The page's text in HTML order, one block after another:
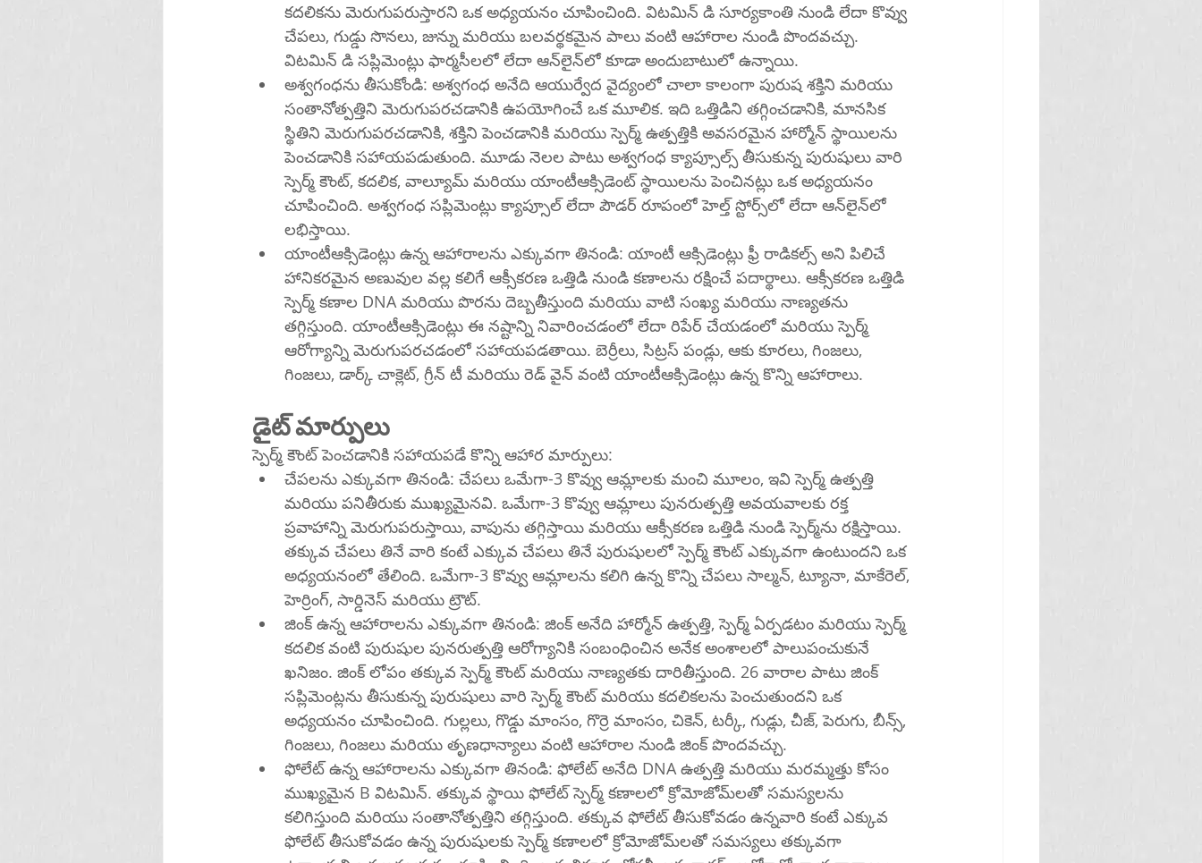
కదలికను మెరుగుపరుస్తారని ఒక అధ్యయనం చూపించింది. విటమిన్ డి సూర్యకాంతి నుండి లేదా కొవ్వు
చేపలు, గుడ్డు సొనలు, జున్ను మరియు బలవర్థకమైన పాలు వంటి ఆహారాల నుండి పొందవచ్చు.
విటమిన్ డి సప్లిమెంట్లు ఫార్మసీలలో లేదా ఆన్‌లైన్‌లో కూడా అందుబాటులో ఉన్నాయి.
అశ్వగంధను తీసుకోండి: అశ్వగంధ అనేది ఆయుర్వేద వైద్యంలో చాలా కాలంగా పురుష శక్తిని మరియు
సంతానోత్పత్తిని మెరుగుపరచడానికి ఉపయోగించే ఒక మూలిక. ఇది ఒత్తిడిని తగ్గించడానికి, మానసిక
స్థితిని మెరుగుపరచడానికి, శక్తిని పెంచడానికి మరియు స్పెర్మ్ ఉత్పత్తికి అవసరమైన హార్మోన్ స్థాయిలను
పెంచడానికి సహాయపడుతుంది. మూడు నెలల పాటు అశ్వగంధ క్యాప్సూల్స్ తీసుకున్న పురుషులు వారి
స్పెర్మ్ కౌంట్, కదలిక, వాల్యూమ్ మరియు యాంటీఆక్సిడెంట్ స్థాయిలను పెంచినట్లు ఒక అధ్యయనం
చూపించింది. అశ్వగంధ సప్లిమెంట్లు క్యాప్సూల్ లేదా పౌడర్ రూపంలో హెల్త్ స్టోర్స్‌లో లేదా ఆన్‌లైన్‌లో
లభిస్తాయి.
యాంటీఆక్సిడెంట్లు ఉన్న ఆహారాలను ఎక్కువగా తినండి: యాంటీ ఆక్సిడెంట్లు ఫ్రీ రాడికల్స్ అని పిలిచే
హానికరమైన అణువుల వల్ల కలిగే ఆక్సీకరణ ఒత్తిడి నుండి కణాలను రక్షించే పదార్థాలు. ఆక్సీకరణ ఒత్తిడి
స్పెర్మ్ కణాల DNA మరియు పొరను దెబ్బతీస్తుంది మరియు వాటి సంఖ్య మరియు నాణ్యతను
తగ్గిస్తుంది. యాంటీఆక్సిడెంట్లు ఈ నష్టాన్ని నివారించడంలో లేదా రిపేర్ చేయడంలో మరియు స్పెర్మ్
ఆరోగ్యాన్ని మెరుగుపరచడంలో సహాయపడతాయి. బెర్రీలు, సిట్రస్ పండ్లు, ఆకు కూరలు, గింజలు,
గింజలు, డార్క్ చాక్లెట్, గ్రీన్ టీ మరియు రెడ్ వైన్ వంటి యాంటీఆక్సిడెంట్లు ఉన్న కొన్ని ఆహారాలు.
డైట్ మార్పులు
స్పెర్మ్ కౌంట్ పెంచడానికి సహాయపడే కొన్ని ఆహార మార్పులు:
చేపలను ఎక్కువగా తినండి: చేపలు ఒమేగా-3 కొవ్వు ఆమ్లాలకు మంచి మూలం, ఇవి స్పెర్మ్ ఉత్పత్తి
మరియు పనితీరుకు ముఖ్యమైనవి. ఒమేగా-3 కొవ్వు ఆమ్లాలు పునరుత్పత్తి అవయవాలకు రక్త
ప్రవాహాన్ని మెరుగుపరుస్తాయి, వాపును తగ్గిస్తాయి మరియు ఆక్సీకరణ ఒత్తిడి నుండి స్పెర్మ్‌ను రక్షిస్తాయి.
తక్కువ చేపలు తినే వారి కంటే ఎక్కువ చేపలు తినే పురుషులలో స్పెర్మ్ కౌంట్ ఎక్కువగా ఉంటుందని ఒక
అధ్యయనంలో తేలింది. ఒమేగా-3 కొవ్వు ఆమ్లాలను కలిగి ఉన్న కొన్ని చేపలు సాల్మన్, ట్యూనా, మాకేరెల్,
హెర్రింగ్, సార్డినెస్ మరియు ట్రౌట్.
జింక్ ఉన్న ఆహారాలను ఎక్కువగా తినండి: జింక్ అనేది హార్మోన్ ఉత్పత్తి, స్పెర్మ్ ఏర్పడటం మరియు స్పెర్మ్
కదలిక వంటి పురుషుల పునరుత్పత్తి ఆరోగ్యానికి సంబంధించిన అనేక అంశాలలో పాలుపంచుకునే
ఖనిజం. జింక్ లోపం తక్కువ స్పెర్మ్ కౌంట్ మరియు నాణ్యతకు దారితీస్తుంది. 26 వారాల పాటు జింక్
సప్లిమెంట్లను తీసుకున్న పురుషులు వారి స్పెర్మ్ కౌంట్ మరియు కదలికలను పెంచుతుందని ఒక
అధ్యయనం చూపించింది. గుల్లలు, గొడ్డు మాంసం, గొర్రె మాంసం, చికెన్, టర్కీ, గుడ్లు, చీజ్, పెరుగు, బీన్స్,
గింజలు, గింజలు మరియు తృణధాన్యాలు వంటి ఆహారాల నుండి జింక్ పొందవచ్చు.
ఫోలేట్ ఉన్న ఆహారాలను ఎక్కువగా తినండి: ఫోలేట్ అనేది DNA ఉత్పత్తి మరియు మరమ్మత్తు కోసం
ముఖ్యమైన B విటమిన్. తక్కువ స్థాయి ఫోలేట్ స్పెర్మ్ కణాలలో క్రోమోజోమ్‌లతో సమస్యలను
కలిగిస్తుంది మరియు సంతానోత్పత్తిని తగ్గిస్తుంది. తక్కువ ఫోలేట్ తీసుకోవడం ఉన్నవారి కంటే ఎక్కువ
ఫోలేట్ తీసుకోవడం ఉన్న పురుషులకు స్పెర్మ్ కణాలలో క్రోమోజోమ్‌లతో సమస్యలు తక్కువగా